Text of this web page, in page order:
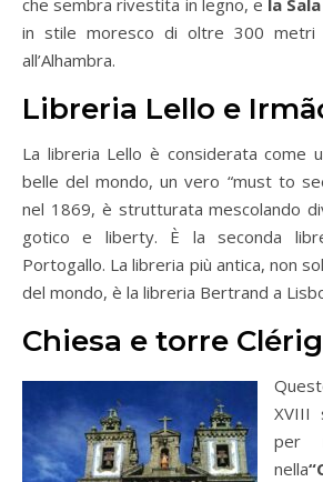
che sembra rivestita in legno, e la
in stile moresco di oltre 300 metri
all’Alhambra.
Libreria Lello e
La libreria Lello è considerata come
belle del mondo, un vero “must to
nel 1869, è strutturata mescolando
gotico e liberty. È la seconda
Portogallo. La libreria più antica, non
del mondo, è la libreria Bertrand a
Chiesa e torre
XVIII
per
nella